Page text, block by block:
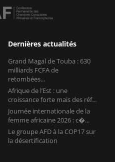
Dernières actualités
Grand Magal de Touba : 630
milliards FCFA de
retombées...
Afrique de l’Est : une
croissance forte mais des réf...
Journée internationale de la
femme africaine 2026 : c�...
Le groupe AFD à la COP17 sur
la désertification